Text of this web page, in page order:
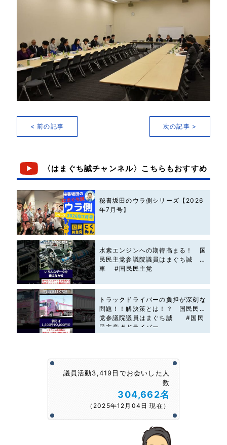
< 前の記事 次の記事 >
〈はまぐち誠チャンネル〉こちらもおすすめ
秘書坂田のウラ側シリーズ【2026
年7月号】
水素エンジンへの期待高まる！ 国
民民主党参議院議員はまぐち誠 #
車 #国民民主党
トラックドライバーの負担が深刻な
問題！！解決策とは！？ 国民民主
党参議院議員はまぐち誠 #国民
民主党 #ドライバー
議員活動3,419日でお会いした人
数
304,662名
（2025年12月04日 現在）